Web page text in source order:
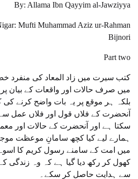
By: Allama Ibn Qayyim al-Jawziyya
Mufti Muhammad Aziz ur-Rahman
Bijnori
Part two
کتب سیرت میں زاد المعاد کی
میں صرف حالات اور واقعات کے بیان پر
بلکہ ہر موقع پر یہ بات واضح کرنے
آنحضرت کے فلاں قول اور فلاں عمل
سکتا ہے اور آنحضرت کے حالات اور
ہمارے لیے کیا کچھ سامانِ موعظت
میں امت کے سامنے رسول کریم کا
کھول کر رکھ دیا گیا ہے کہ وہ زندگی
سے ہدایت حاصل کر سکے۔